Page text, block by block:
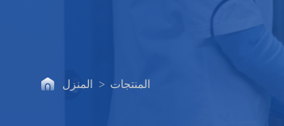
المنزل > المنتجات